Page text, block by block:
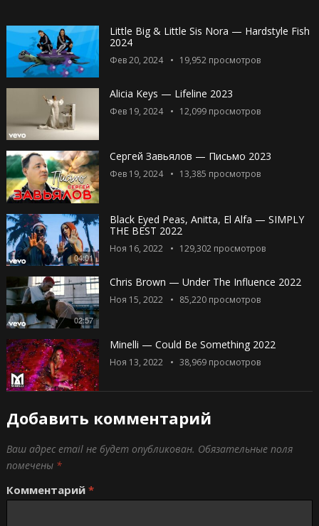
Little Big & Little Sis Nora — Hardstyle Fish
2024
Фев 20, 2024 19,952просмотров
Alicia Keys — Lifeline 2023
Фев 19, 2024 12,099просмотров
Сергей Завьялов — Письмо 2023
Фев 19, 2024 13,385 просмотров
04:01
Black Eyed Peas, Anitta, El Alfa — SIMPLY
THE BEST 2022
Ноя 16, 2022 129,302просмотров
02:57
Chris Brown — Under The Influence 2022
Ноя 15, 2022 85,220просмотров
Minelli — Could Be Something 2022
Ноя 13, 2022 38,969просмотров
Добавить комментарий
Ваш адрес email не будет опубликован. Обязательные поля
помечены *
Комментарий *